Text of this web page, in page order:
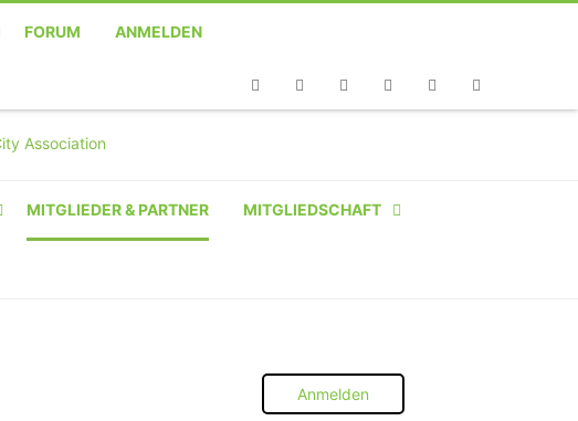
FORUM ANMELDEN
MITGLIEDER & PARTNER MITGLIEDSCHAFT
INSTITUTION
Anmelden